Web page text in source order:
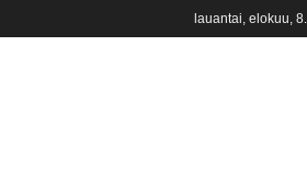
lauantai, elokuu,